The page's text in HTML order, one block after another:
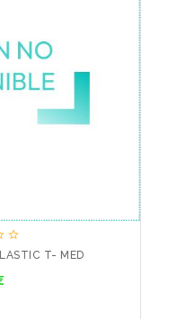

T- MED